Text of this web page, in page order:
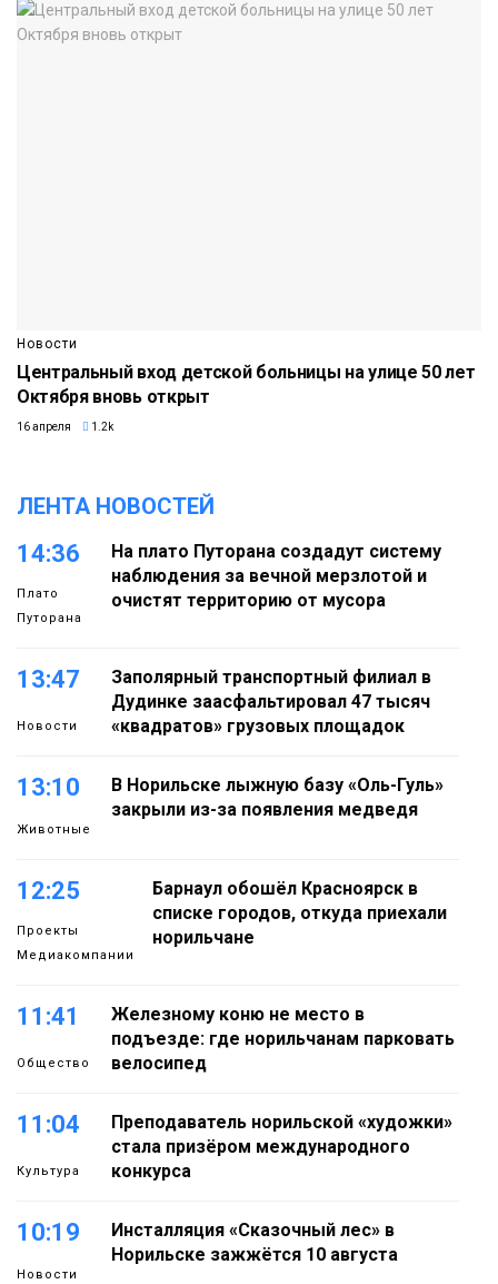
Новости
Центральный вход детской больницы на улице 50 лет
Октября вновь открыт
16 апреля 1.2k
ЛЕНТА НОВОСТЕЙ
14:36
Плато
Путорана
На плато Путорана создадут систему
наблюдения за вечной мерзлотой и
очистят территорию от мусора
13:47
Новости
Заполярный транспортный филиал в
Дудинке заасфальтировал 47 тысяч
«квадратов» грузовых площадок
13:10
Животные
В Норильске лыжную базу «Оль-Гуль»
закрыли из-за появления медведя
12:25
Проекты
Медиакомпании
Барнаул обошёл Красноярск в
списке городов, откуда приехали
норильчане
11:41
Общество
Железному коню не место в
подъезде: где норильчанам парковать
велосипед
11:04
Культура
Преподаватель норильской «художки»
стала призёром международного
конкурса
10:19
Новости
Инсталляция «Сказочный лес» в
Норильске зажжётся 10 августа